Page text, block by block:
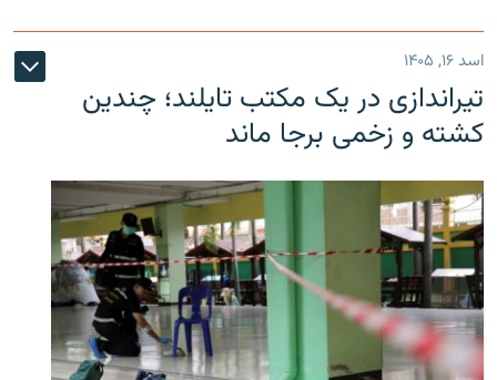
اسد ۱۶, ۱۴۰۵
تیراندازی در یک مکتب تایلند؛ چندین
کشته و زخمی برجا ماند